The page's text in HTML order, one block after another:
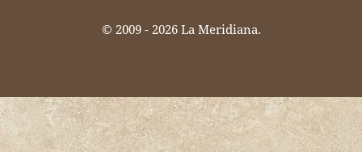
© 2009 - 2026 La Meridiana.